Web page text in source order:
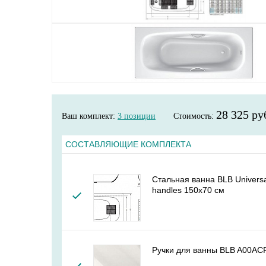
Ваш комплект: 3 позиции Стоимость: 28 325
СОСТАВЛЯЮЩИЕ КОМПЛЕКТА
Стальная ванна BLB
handles 150x70 см
Ручки для ванны BLB